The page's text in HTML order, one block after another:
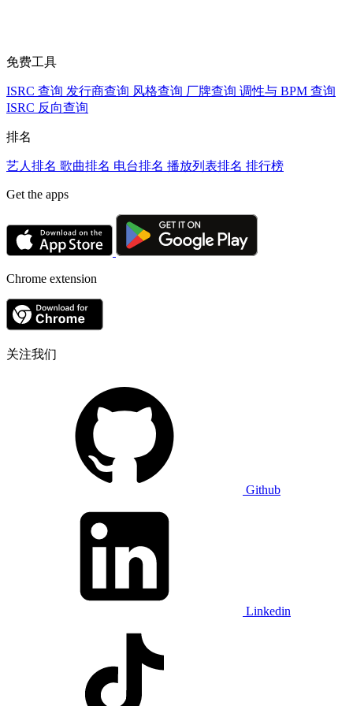
免费工具
ISRC 查询 发行商查询 风格查询 厂牌查询 调性与 BPM 查询
ISRC 反向查询
排名
艺人排名 歌曲排名 电台排名 播放列表排名 排行榜
Get the apps
Chrome extension
关注我们
Github
Linkedin